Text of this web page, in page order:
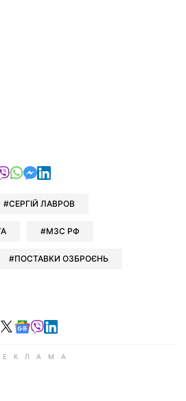
у Telegram
у Facebook
у X
відправити у Viber
відправити у Whatsapp
відправити у Messenger
відправити у LinkedIn
СЕРГІЙ ЛАВРОВ
МЗС РФ
ПОСТАВКИ ОЗБРОЄНЬ
у Telegram
у Facebook
Читайте у X
Читайте у Google news
Читайте у Viber
Читайте у LinkedIn